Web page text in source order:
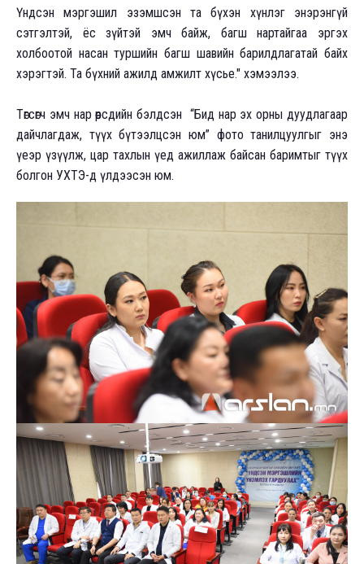
Үндсэн мэргэшил эзэмшсэн та бүхэн хүнлэг энэрэнгүй
сэтгэлтэй, ёс зүйтэй эмч байж, багш нартайгаа эргэх
холбоотой насан туршийн багш шавийн барилдлагатай байх
хэрэгтэй. Та бүхний ажилд амжилт хүсье." хэмээлээ.
Төгсөгч эмч нар өөрсдийн бэлдсэн “Бид нар эх орны дуудлагаар
дайчлагдаж, түүх бүтээлцсэн юм” фото танилцуулгыг энэ
үеэр үзүүлж, цар тахлын үед ажиллаж байсан баримтыг түүх
болгон УХТЭ-д үлдээсэн юм.